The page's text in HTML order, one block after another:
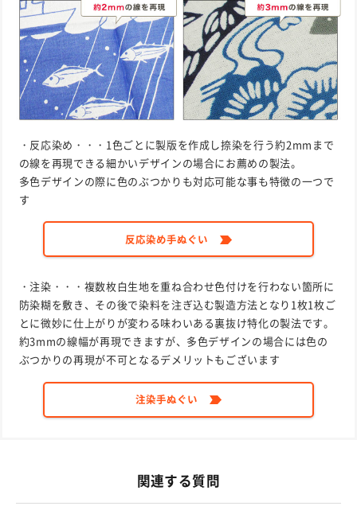
・反応染め・・・1色ごとに製版を作成し捺染を行う約2mmまで
の線を再現できる細かいデザインの場合にお薦めの製法。
多色デザインの際に色のぶつかりも対応可能な事も特徴の一つで
す
反応染め手ぬぐい
・注染・・・複数枚白生地を重ね合わせ色付けを行わない箇所に
防染糊を敷き、その後で染料を注ぎ込む製造方法となり1枚1枚ご
とに微妙に仕上がりが変わる味わいある裏抜け特化の製法です。
約3mmの線幅が再現できますが、多色デザインの場合には色の
ぶつかりの再現が不可となるデメリットもございます
注染手ぬぐい
関連する質問